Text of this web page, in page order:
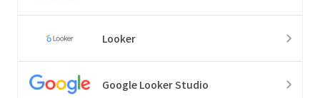
Looker
Google Looker Studio